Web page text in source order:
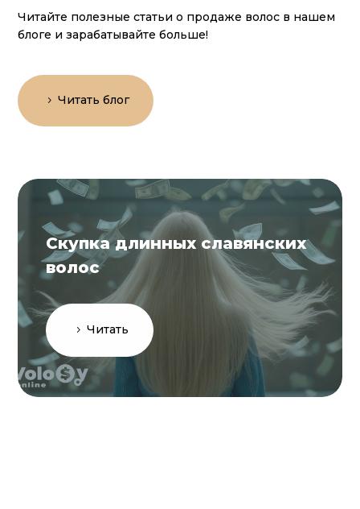
Читайте полезные статьи о продаже волос в нашем
блоге и зарабатывайте больше!
Читать блог
Скупка длинных славянских
волос
Читать